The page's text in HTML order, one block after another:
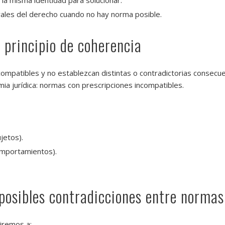
del derecho cuando no hay norma posible.
de coherencia
y no establezcan distintas o contradictorias
jurídica: normas con prescripciones incompatibles.
contradicciones entre normas